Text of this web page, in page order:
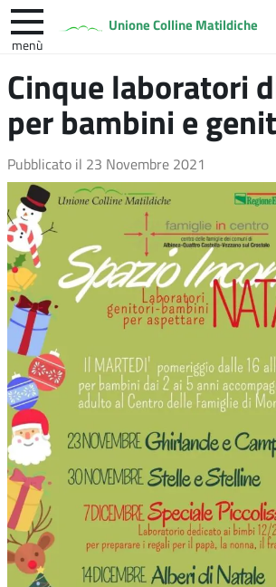
Unione Colline Matildiche
menù
nel
sito
Quattro Castella
Cinque laboratori
per bambini e
Pubblicato il 23 Novembre 2021